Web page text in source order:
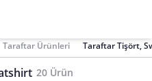
Taraftar Ürünleri Taraftar Tişört,
20 Ürün